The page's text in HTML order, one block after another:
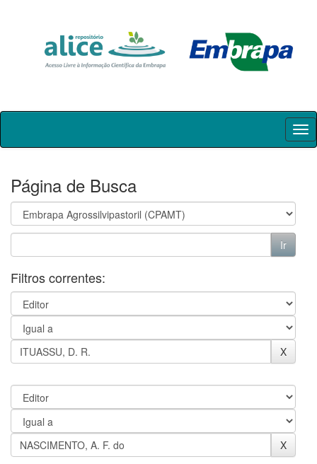
Skip
Página de Busca
Filtros correntes: